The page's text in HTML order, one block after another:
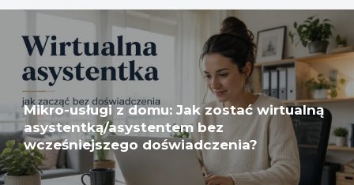
Mikro-usługi z domu: Jak zostać wirtualną
asystentką/asystentem bez
wcześniejszego doświadczenia?